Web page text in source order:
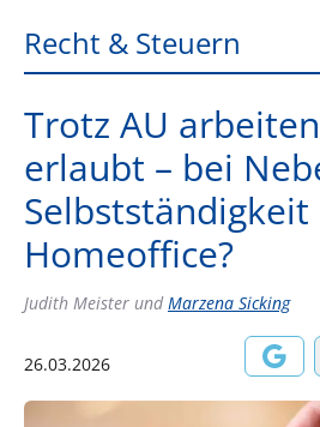
Recht & Steuern
Trotz AU
erlaubt – bei
Selbstständigkeit
Homeoffice?
Judith Meister undMarzena Sicking
26.03.2026